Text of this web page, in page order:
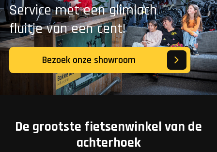
Service met een glimlach
fluitje van een cent!
Bezoek onze showroom
De grootste fietsenwinkel van de
achterhoek